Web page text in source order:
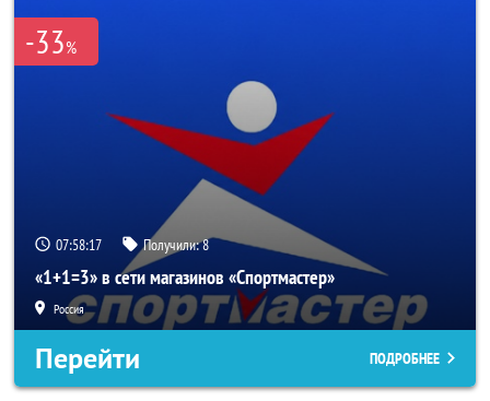
-33%
07:58:16 Получили:8
«1+1=3» в сети магазинов «Спортмастер»
Россия
Перейти ПОДРОБНЕЕ